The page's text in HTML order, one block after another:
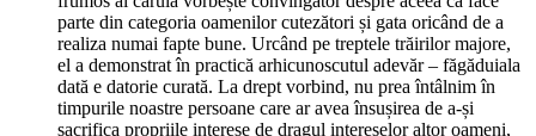
parte din categoria oamenilor cutezători și gata oricând de a
realiza numai fapte bune. Urcând pe treptele trăirilor majore,
el a demonstrat în practică arhicunoscutul adevăr – făgăduiala
dată e datorie curată. La drept vorbind, nu prea întâlnim în
timpurile noastre persoane care ar avea însușirea de a-și
sacrifica propriile interese de dragul intereselor altor oameni,